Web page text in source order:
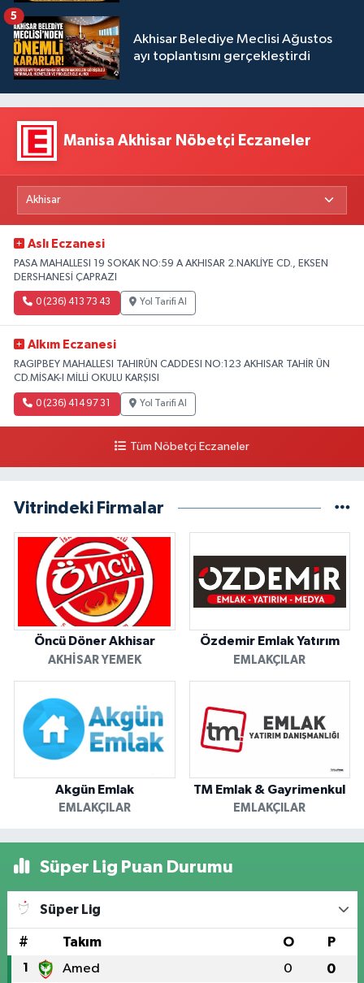
Akhisar Belediye Meclisi Ağustos
ayı toplantısını gerçekleştirdi
5
Manisa Akhisar Nöbetçi Eczaneler
Aslı Eczanesi
PASA MAHALLESI 19 SOKAK NO:59 A AKHISAR 2.NAKLİYE CD., EKSEN
DERSHANESİ ÇAPRAZI
0 (236) 413 73 43 Yol Tarifi Al
Alkım Eczanesi
RAGIPBEY MAHALLESI TAHIRÜN CADDESI NO:123 AKHISAR TAHİR ÜN
CD.MİSAK-I MİLLİ OKULU KARŞISI
0 (236) 414 97 31 Yol Tarifi Al
Tüm Nöbetçi Eczaneler
Vitrindeki Firmalar
Öncü Döner Akhisar
AKHISAR YEMEK
Özdemir Emlak Yatırım
EMLAKÇILAR
Akgün Emlak
EMLAKÇILAR
TM Emlak & Gayrimenkul
EMLAKÇILAR
Süper Lig Puan Durumu
Süper Lig
# Takım O P
1 Amed 0 0